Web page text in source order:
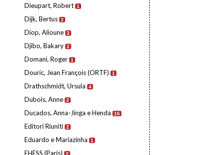
Dieupart, Robert 1
Dijk, Bertus 2
Diop, Alioune 2
Djibo, Bakary 2
Domani, Roger 1
Douric, Jean François (ORTF) 1
Drathschmidt, Ursula 4
Dubois, Anne 2
Ducados, Anna-Jinga e Henda 16
Editori Riuniti 2
Eduardo e Mariazinha 1
EHESS (Paris) 2